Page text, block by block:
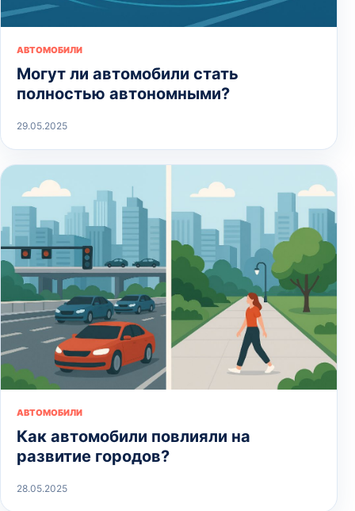
АВТОМОБИЛИ
Могут ли автомобили стать
полностью автономными?
29.05.2025
АВТОМОБИЛИ
Как автомобили повлияли на
развитие городов?
28.05.2025